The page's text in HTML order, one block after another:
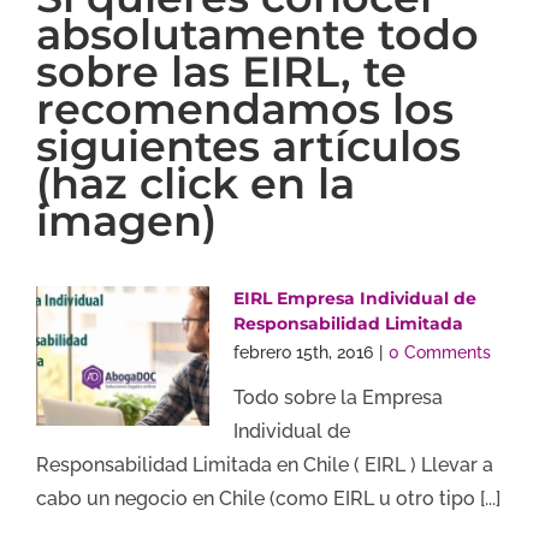
absolutamente todo
sobre las EIRL, te
recomendamos los
siguientes artículos
(haz click en la
imagen)
EIRL Empresa Individual de
Responsabilidad Limitada
febrero 15th, 2016 0 Comments
Todo sobre la Empresa
Individual de
Responsabilidad Limitada en Chile ( EIRL ) Llevar a
cabo un negocio en Chile (como EIRL u otro tipo [...]